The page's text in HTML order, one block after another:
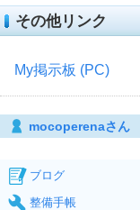
その他リンク
My掲示板 (PC)
mocoperenaさん
ブログ
整備手帳